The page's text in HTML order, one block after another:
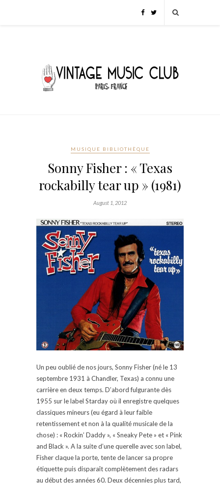
MUSIQUE BIBLIOTHÈQUE
Sonny Fisher : « Texas
rockabilly tear up » (1981)
August 1, 2012
Un peu oublié de nos jours, Sonny Fisher (né le 13
septembre 1931 à Chandler, Texas) a connu une
carrière en deux temps. D’abord fulgurante dès
1955 sur le label Starday où il enregistre quelques
classiques mineurs (eu égard à leur faible
retentissement et non à la qualité musicale de la
chose) : « Rockin’ Daddy », « Sneaky Pete » et « Pink
and Black ». A la suite d’une querelle avec son label,
Fisher claque la porte, tente de lancer sa propre
étiquette puis disparaît complètement des radars
au début des années 60. Deux décennies plus tard,